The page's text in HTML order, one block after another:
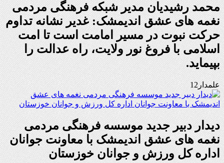
محمد رشیدیان مدیر شبکه فرهنگی مردمی
نغمه های عشق اندیمشک: غدیر نشانه تداوم
حرکت نبوت در مسیر امامت است تا امت
اسلامی با فروغ نور ولایت، راه عدالت را
بپیماید.
علمدار12
دیدار دبیر جدید موسسه فرهنگی مردمی
نغمه های عشق اندیمشک با معاونت جوانان
اداره کل ورزش و جوانان خوزستان